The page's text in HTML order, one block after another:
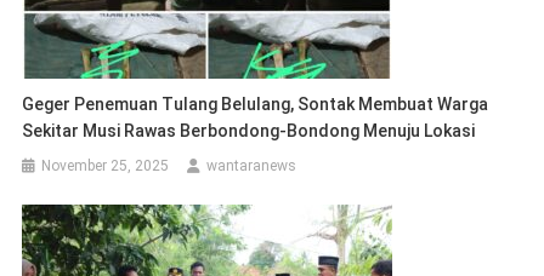
Geger Penemuan Tulang Belulang, Sontak Membuat Warga
Sekitar Musi Rawas Berbondong-Bondong Menuju Lokasi
November 25, 2025 wantaranews